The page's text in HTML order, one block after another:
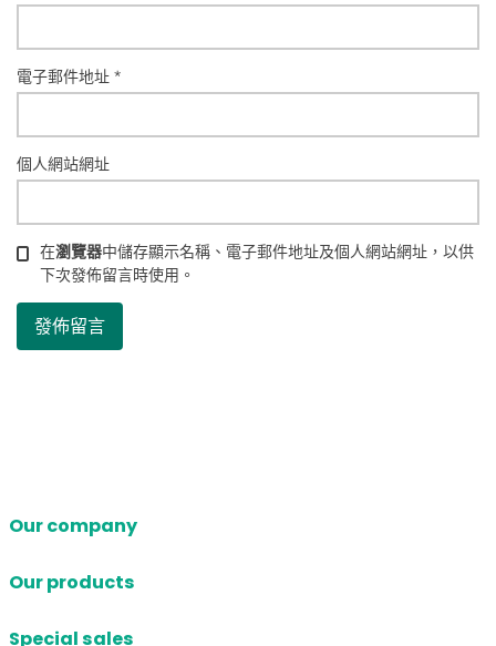
電子郵件地址*
個人網站網址
在瀏覽器中儲存顯示名稱、電子郵件地址及個人網站網址，以供
下次發佈留言時使用。
Our company
Our products
Special sales